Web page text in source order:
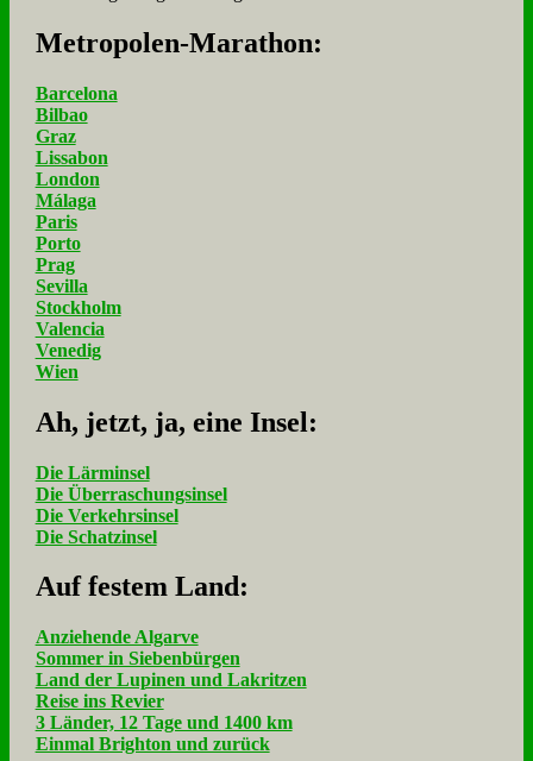
Me­tro­po­len-Ma­ra­thon:
Barcelona
Bilbao
Graz
Lissabon
London
Málaga
Paris
Porto
Prag
Sevilla
Stockholm
Valencia
Venedig
Wien
Ah, jetzt, ja, ei­ne In­sel:
Die Lärminsel
Die Überraschungsinsel
Die Verkehrsinsel
Die Schatzinsel
Auf fe­stem Land:
Anziehende Algarve
Sommer in Siebenbürgen
Land der Lupinen und Lakritzen
Reise ins Revier
3 Länder, 12 Tage und 1400 km
Einmal Brighton und zurück